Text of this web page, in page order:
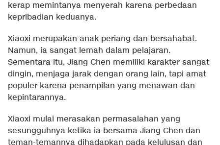
kerap memintanya menyerah karena perbedaan
kepribadian keduanya.
Xiaoxi merupakan anak periang dan bersahabat.
Namun, ia sangat lemah dalam pelajaran.
Sementara itu, Jiang Chen memiliki karakter sangat
dingin, menjaga jarak dengan orang lain, tapi amat
populer karena penampilan yang menawan dan
kepintarannya.
Xiaoxi mulai merasakan permasalahan yang
sesungguhnya ketika ia bersama Jiang Chen dan